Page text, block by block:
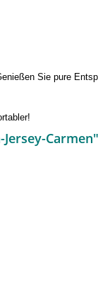
Sie pure
Carmen"